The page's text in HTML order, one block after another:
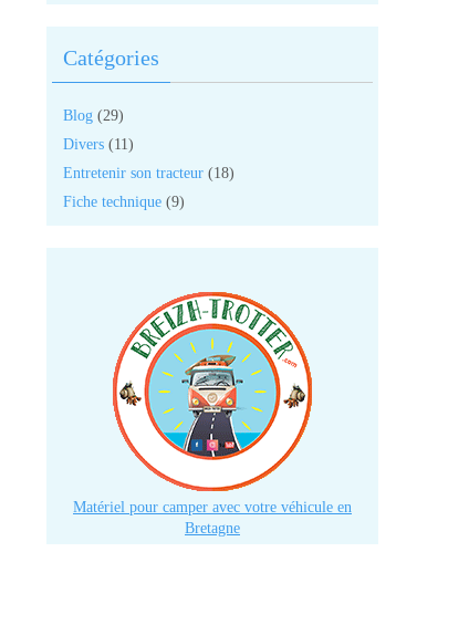
Catégories
Blog (29)
Divers (11)
Entretenir son tracteur (18)
Fiche technique (9)
Matériel pour camper avec votre véhicule en
Bretagne